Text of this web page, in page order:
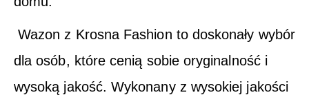
Wazon z Krosna Fashion to doskonały wybór
dla osób, które cenią sobie oryginalność i
wysoką jakość. Wykonany z wysokiej jakości